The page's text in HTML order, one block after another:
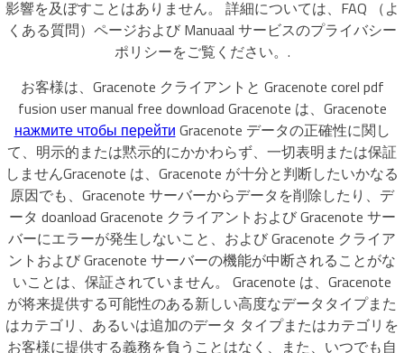
影響を及ぼすことはありません。 詳細については、FAQ （よ
くある質問）ページおよび Manuaal サービスのプライバシー
ポリシーをご覧ください。.
お客様は、Gracenote クライアントと Gracenote corel pdf
fusion user manual free download Gracenote は、Gracenote
нажмите чтобы перейти Gracenote データの正確性に関し
て、明示的または黙示的にかかわらず、一切表明または保証
しませんGracenote は、Gracenote が十分と判断したいかなる
原因でも、Gracenote サーバーからデータを削除したり、デ
ータ doanload Gracenote クライアントおよび Gracenote サー
バーにエラーが発生しないこと、および Gracenote クライア
ントおよび Gracenote サーバーの機能が中断されることがな
いことは、保証されていません。 Gracenote は、Gracenote
が将来提供する可能性のある新しい高度なデータタイプまた
はカテゴリ、あるいは追加のデータ タイプまたはカテゴリを
お客様に提供する義務を負うことはなく、また、いつでも自